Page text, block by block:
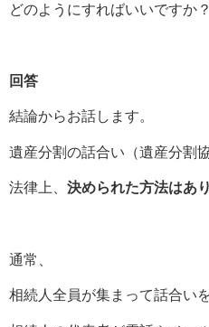
どのようにすればいいですか？
回答
結論からお話します。
遺産分割の話合い（遺産分割
法律上、 決められた方法はあ
通常、
相続人全員が集まって話合い